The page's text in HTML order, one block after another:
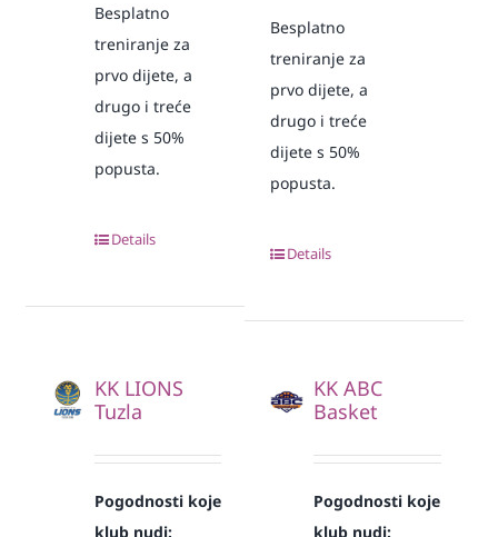
Besplatno
treniranje za
prvo dijete, a
drugo i treće
dijete s 50%
popusta.
Details
Besplatno
treniranje za
prvo dijete, a
drugo i treće
dijete s 50%
popusta.
Details
KK LIONS
Tuzla
Pogodnosti koje
klub nudi:
KK ABC
Basket
Pogodnosti koje
klub nudi: